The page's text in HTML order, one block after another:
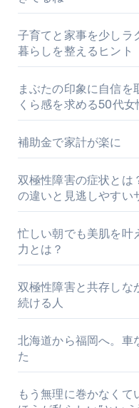
子育てと家事を少しラ
暮らしを整えるヒント
まぶたの印象に自信を
くら感を求める50代
補助金で家計が楽に
双極性障害の症状とは
の違いと見逃しやすい
忙しい朝でも美肌を叶
力とは？
双極性障害と共存しな
続ける人
北海道から福岡へ。車
た
もう無理に巻かなく